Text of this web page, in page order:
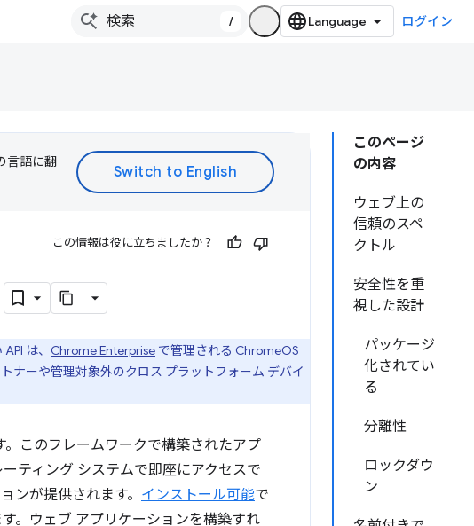
/ ログイン
このページ
の内容
ウェブ上の
信頼のスペ
クトル
安全性を重
視した設計
パッケージ
化されてい
る
分離性
ロックダウ
ン
言語に翻
この情報は役に立ちましたか？
は、 Chrome Enterprise で管理される ChromeOS
ナーや管理対象外のクロス プラットフォーム デバイ
このフレームワークで構築されたアプ
ティング システムで即座にアクセスで
ンが提供されます。 インストール可能で
。ウェブ アプリケーションを構築すれ